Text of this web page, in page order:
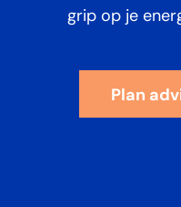
grip op je
Plan